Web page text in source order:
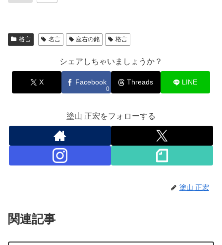
格言 名言 座右の銘 格言
シェアしちゃいましょうか？
X Facebook
0
Threads LINE
塗山 正宏をフォローする
塗山 正宏
関連記事